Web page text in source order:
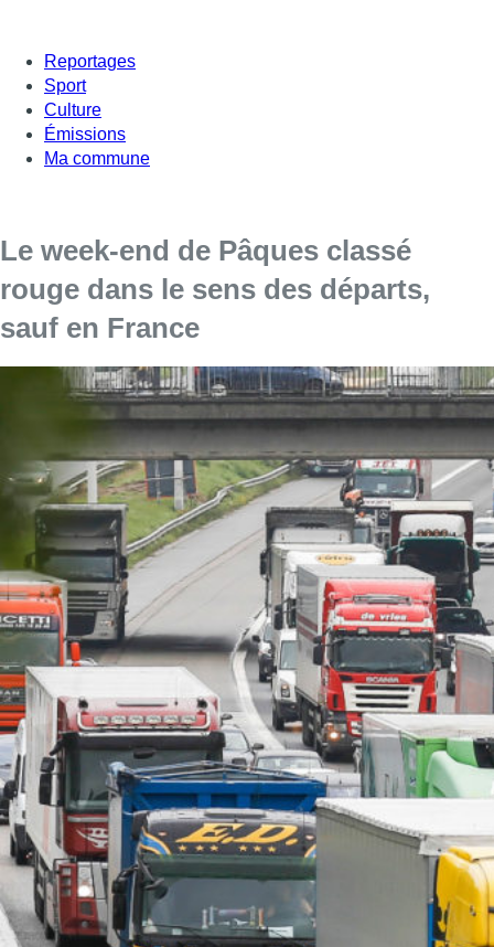
Reportages
Sport
Culture
Émissions
Ma commune
Le week-end de Pâques classé
rouge dans le sens des départs,
sauf en France